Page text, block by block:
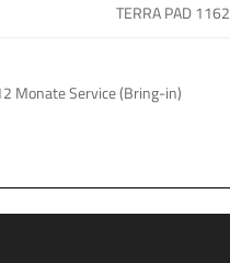
TERRA PAD 1162
Monate Service (Bring-in)